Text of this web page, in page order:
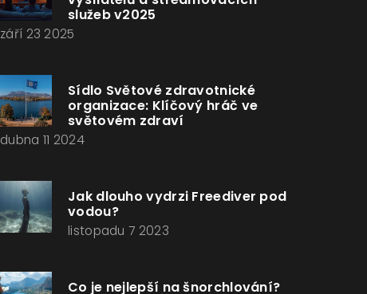
služeb v2025
září 23 2025
Sídlo Světové zdravotnické
organizace: Klíčový hráč ve
světovém zdraví
dubna 11 2024
Jak dlouho vydrzi Freediver pod
vodou?
listopadu 7 2023
Co je nejlepší na šnorchlování?